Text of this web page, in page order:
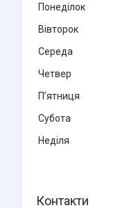
Понеділок
Вівторок
Середа
Четвер
Пʼятниця
Субота
Неділя